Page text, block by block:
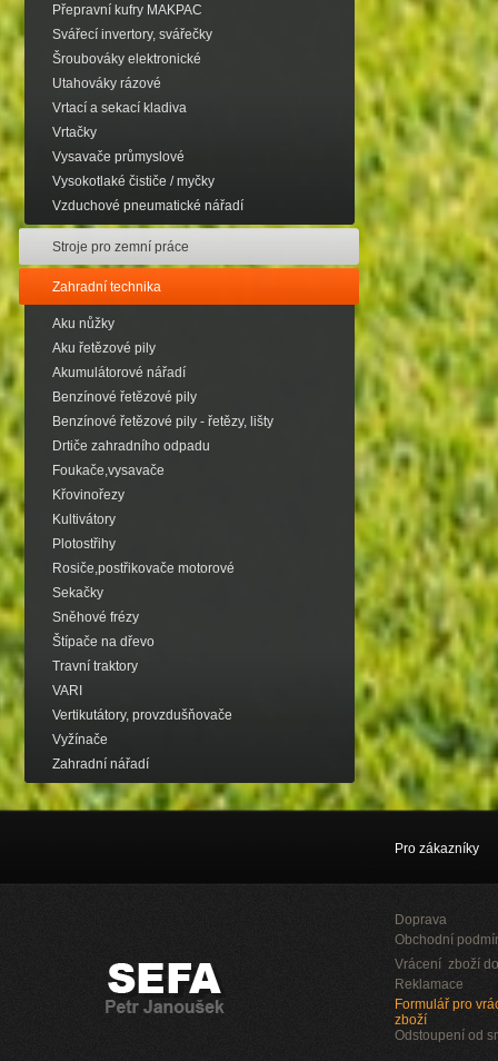
Přepravní kufry MAKPAC
Svářecí invertory, svářečky
Šroubováky elektronické
Utahováky rázové
Vrtací a sekací kladiva
Vrtačky
Vysavače průmyslové
Vysokotlaké čističe / myčky
Vzduchové pneumatické nářadí
Stroje pro zemní práce
Zahradní technika
Aku nůžky
Aku řetězové pily
Akumulátorové nářadí
Benzínové řetězové pily
Benzínové řetězové pily - řetězy, lišty
Drtiče zahradního odpadu
Foukače,vysavače
Křovinořezy
Kultivátory
Plotostřihy
Rosiče,postřikovače motorové
Sekačky
Sněhové frézy
Štípače na dřevo
Travní traktory
VARI
Vertikutátory, provzdušňovače
Vyžínače
Zahradní nářadí
Pro zákazníky
Doprava
Obchodní
Vrácení zboží
Reklamace
Formulář pro
zboží
Odstoupení od